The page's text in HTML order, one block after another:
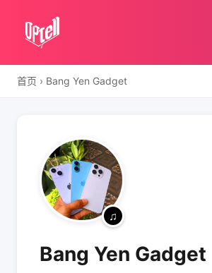
首页 › Bang Yen Gadget
Bang Yen Gadget